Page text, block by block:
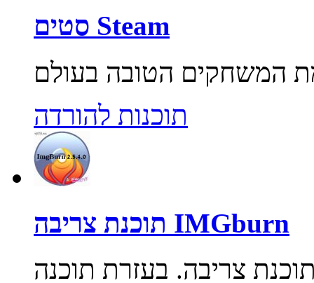
סטים Steam
תוכנות להורדה
תוכנת צריבה IMGburn